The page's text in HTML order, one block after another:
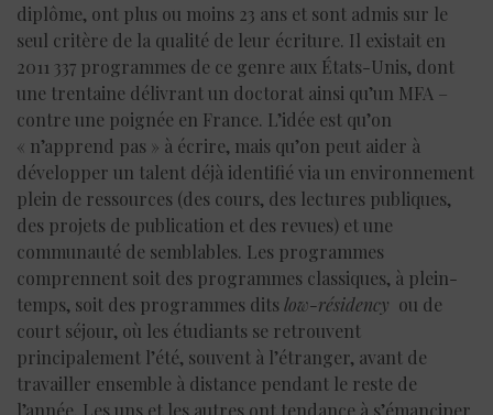
diplôme, ont plus ou moins 23 ans et sont admis sur le
seul critère de la qualité de leur écriture. Il existait en
2011 337 programmes de ce genre aux États-Unis, dont
une trentaine délivrant un doctorat ainsi qu’un MFA –
contre une poignée en France. L’idée est qu’on
« n’apprend pas » à écrire, mais qu’on peut aider à
développer un talent déjà identifié via un environnement
plein de ressources (des cours, des lectures publiques,
des projets de publication et des revues) et une
communauté de semblables. Les programmes
comprennent soit des programmes classiques, à plein-
temps, soit des programmes ditslow-résidency ou de
court séjour, où les étudiants se retrouvent
principalement l’été, souvent à l’étranger, avant de
travailler ensemble à distance pendant le reste de
l’année. Les uns et les autres ont tendance à s’émanciper